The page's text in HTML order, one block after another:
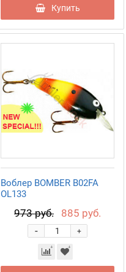
Купить
Воблер BOMBER B02FA
OL133
973 руб. 885 руб.
+
-